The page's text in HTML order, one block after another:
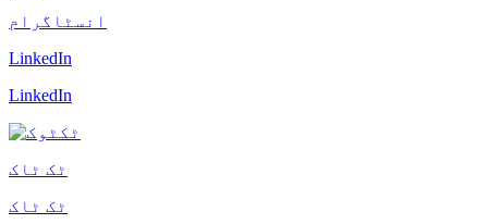
انسٹاگرام
LinkedIn
LinkedIn
ٹک ٹاک
ٹک ٹاک